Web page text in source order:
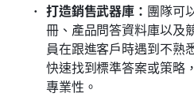
打造銷售武器庫： 團隊可
冊、產品問答資料庫以及
員在跟進客戶時遇到不熟
快速找到標準答案或策略
專業性。